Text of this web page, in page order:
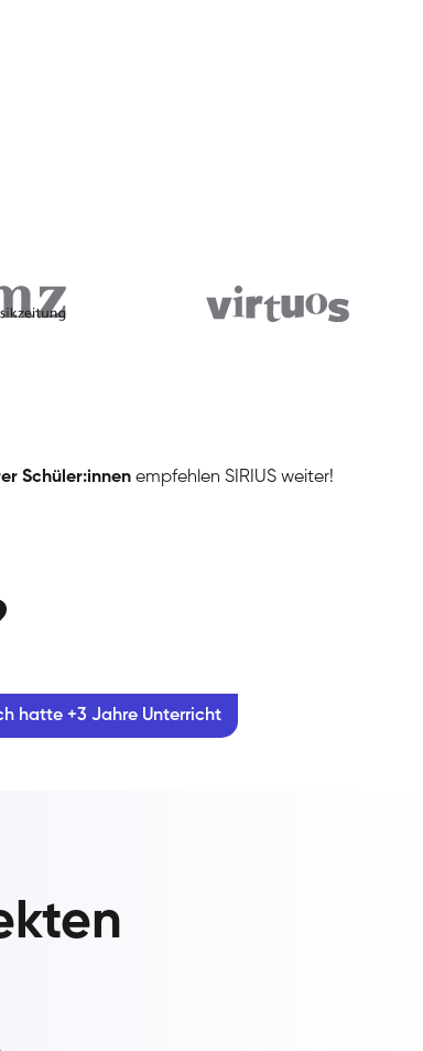
Schüler:innen empfehlen SIRIUS weiter!
hatte +3 Jahre Unterricht